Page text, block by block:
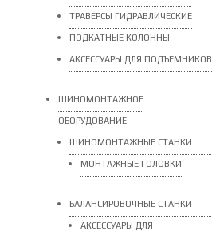
ТРАВЕРСЫ ГИДРАВЛИЧЕСКИЕ
ПОДКАТНЫЕ КОЛОННЫ
АКСЕССУАРЫ ДЛЯ ПОДЪЕМНИКОВ
ШИНОМОНТАЖНОЕ
ОБОРУДОВАНИЕ
ШИНОМОНТАЖНЫЕ СТАНКИ
МОНТАЖНЫЕ ГОЛОВКИ
БАЛАНСИРОВОЧНЫЕ СТАНКИ
АКСЕССУАРЫ ДЛЯ